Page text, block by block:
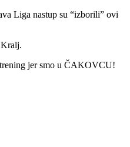
Liga nastup su “izborili” ovi
trening jer smo u ČAKOVCU!